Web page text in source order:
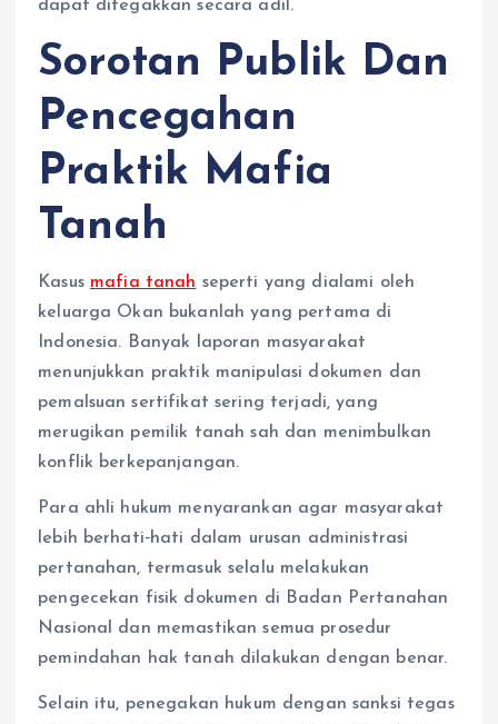
dapat ditegakkan secara adil.
Sorotan Publik Dan
Pencegahan
Praktik Mafia
Tanah
Kasus mafia tanah seperti yang dialami oleh
keluarga Okan bukanlah yang pertama di
Indonesia. Banyak laporan masyarakat
menunjukkan praktik manipulasi dokumen dan
pemalsuan sertifikat sering terjadi, yang
merugikan pemilik tanah sah dan menimbulkan
konflik berkepanjangan.
Para ahli hukum menyarankan agar masyarakat
lebih berhati‑hati dalam urusan administrasi
pertanahan, termasuk selalu melakukan
pengecekan fisik dokumen di Badan Pertanahan
Nasional dan memastikan semua prosedur
pemindahan hak tanah dilakukan dengan benar.
Selain itu, penegakan hukum dengan sanksi tegas